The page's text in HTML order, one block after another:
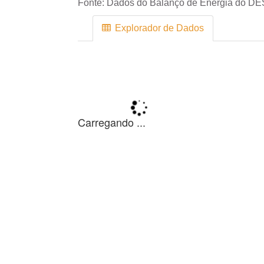
Fonte: Dados do Balanço de Energia do
Explorador de Dados